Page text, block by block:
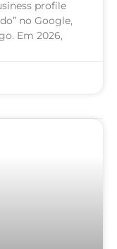
profile
no Google,
Em 2026,